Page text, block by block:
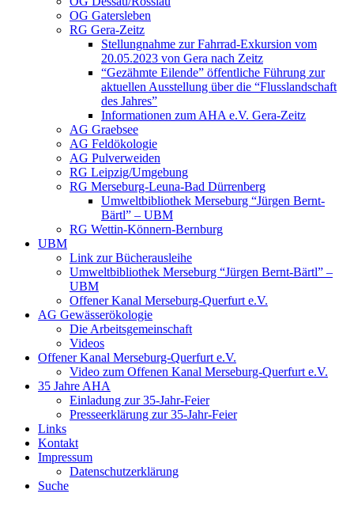
OG Gatersleben
RG Gera-Zeitz
Stellungnahme zur Fahrrad-Exkursion vom
20.05.2023 von Gera nach Zeitz
“Gezähmte Eilende” öffentliche Führung zur
aktuellen Ausstellung über die “Flusslandschaft
des Jahres”
Informationen zum AHA e.V. Gera-Zeitz
AG Graebsee
AG Feldökologie
AG Pulverweiden
RG Leipzig/Umgebung
RG Merseburg-Leuna-Bad Dürrenberg
Umweltbibliothek Merseburg “Jürgen Bernt-
Bärtl” – UBM
RG Wettin-Könnern-Bernburg
UBM
Link zur Bücherausleihe
Umweltbibliothek Merseburg “Jürgen Bernt-Bärtl” –
UBM
Offener Kanal Merseburg-Querfurt e.V.
AG Gewässerökologie
Die Arbeitsgemeinschaft
Videos
Offener Kanal Merseburg-Querfurt e.V.
Video zum Offenen Kanal Merseburg-Querfurt e.V.
35 Jahre AHA
Einladung zur 35-Jahr-Feier
Presseerklärung zur 35-Jahr-Feier
Links
Kontakt
Impressum
Datenschutzerklärung
Suche